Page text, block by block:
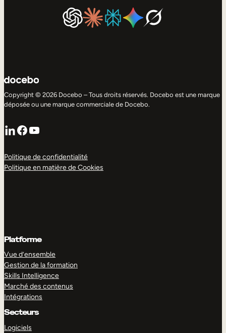
Copyright © 2026 Docebo – Tous droits réservés. Docebo est une marque
déposée ou une marque commerciale de Docebo.
LinkedIn
Facebook
YouTube
Politique de confidentialité
Politique en matière de Cookies
Platforme
Vue d’ensemble
Gestion de la formation
Skills Intelligence
Marché des contenus
Intégrations
Secteurs
Logiciels